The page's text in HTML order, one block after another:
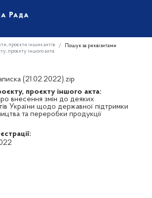
проєкти інших актів
Пошук за реквізитами
проєкту іншого акта
(21.02.2022).zip
проєкту іншого акта:
внесення змін до деяких
України щодо державної підтримки
та переробки продукції